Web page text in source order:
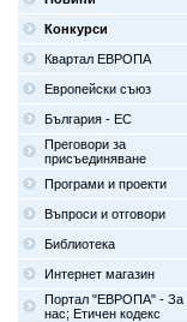
Конкурси
Квартал ЕВРОПА
Европейски съюз
България - ЕС
Преговори за
присъединяване
Програми и проекти
Въпроси и отговори
Библиотека
Интернет магазин
Портал "ЕВРОПА" - За
нас; Етичен кодекс